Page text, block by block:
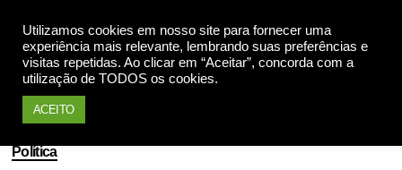
Utilizamos cookies em nosso site para fornecer uma
experiência mais relevante, lembrando suas preferências e
visitas repetidas. Ao clicar em “Aceitar”, concorda com a
utilização de TODOS os cookies.
ACEITO
Política